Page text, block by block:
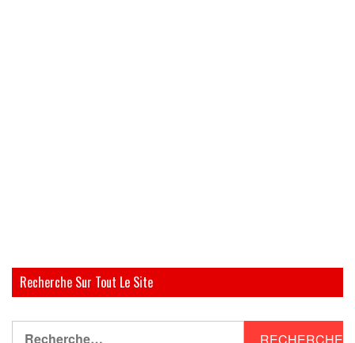
Recherche Sur Tout Le Site